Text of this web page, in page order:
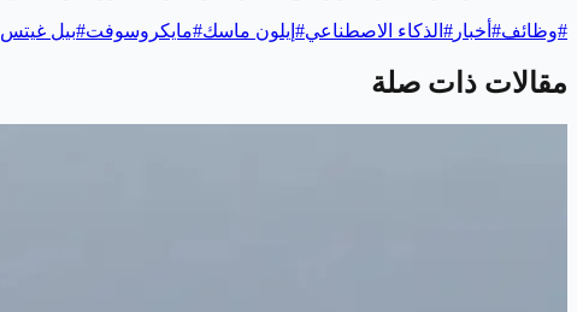
#وظائف# أخبار # الذكاء الاصطناعي# إيلون ماسك#مايكروسوفت#بيل غيتس
مقالات ذات صلة